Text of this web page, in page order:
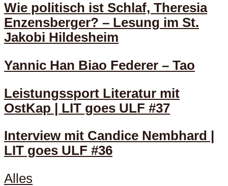
Wie politisch ist Schlaf, Theresia
Enzensberger? – Lesung im St.
Jakobi Hildesheim
Yannic Han Biao Federer – Tao
Leistungssport Literatur mit
OstKap | LIT goes ULF #37
Interview mit Candice Nembhard |
LIT goes ULF #36
Alles